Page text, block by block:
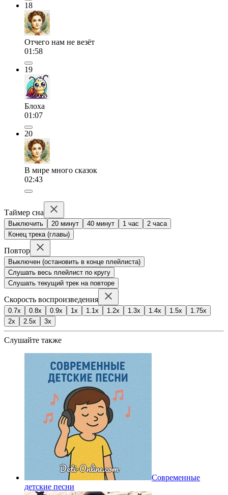
18
Отчего нам не везёт
01:58
19
Блоха
01:07
20
В мире много сказок
02:43
Таймер сна
Выключить 20 минут 40 минут 1 час
2 часа
Конец трека (главы)
Повтор
Выключен (остановить в конце плейлиста)
Слушать весь плейлист по кругу
Слушать текущий трек на повторе
Скорость воспроизведения
0.7x 0.8x 0.9x 1x 1.1x 1.2x 1.3x 1.4x 1.5x
1.75x
2x
2.5x 3x
Слушайте также
Современные
детские песни